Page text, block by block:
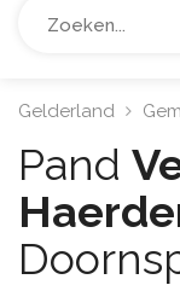
Gelderland
Pand